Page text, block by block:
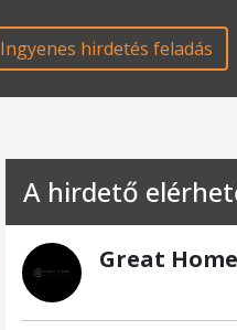
Ingyenes hirdetés feladás
A hirdető
Great